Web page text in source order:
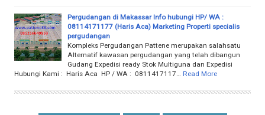
Pergudangan di Makassar Info hubungi HP/ WA :
08114171177 (Haris Aca) Marketing Properti specialis
pergudangan
Kompleks Pergudangan Pattene merupakan salahsatu
Alternatif kawasan pergudangan yang telah dibangun
Gudang Expedisi ready Stok Multiguna dan Expedisi
Hubungi Kami : Haris Aca HP / WA : 0811417117…
Read More